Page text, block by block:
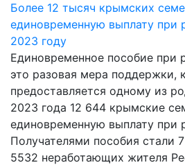
Более 12 тысяч крымских
единовременную выплату при
2023 году
Единовременное пособие
это разовая мера поддержки,
предоставляется одному из
2023 года 12 644 крымские
единовременную выплату при
Получателями пособия стали
5532 неработающих жителя